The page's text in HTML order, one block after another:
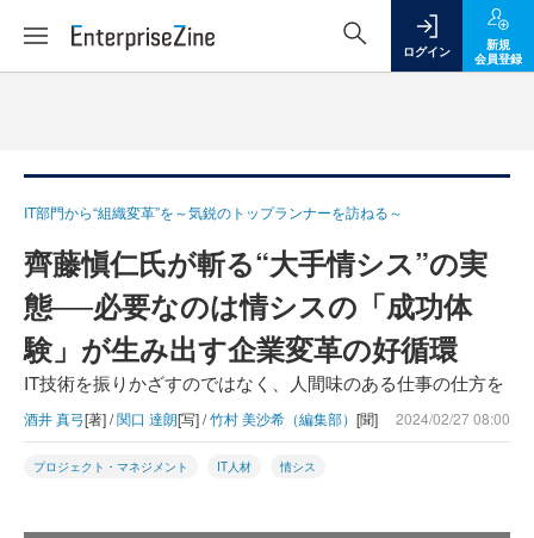
ログイン
新規
会員登録
IT部門から“組織変革”を～気鋭のトップランナーを訪ねる～
齊藤愼仁氏が斬る“大手情シス”の実
態──必要なのは情シスの「成功体
験」が生み出す企業変革の好循環
IT技術を振りかざすのではなく、人間味のある仕事の仕方を
酒井 真弓[著] /関口 達朗[写] /竹村 美沙希（編集部） [聞] 2024/02/27 08:00
プロジェクト・マネジメント IT人材 情シス